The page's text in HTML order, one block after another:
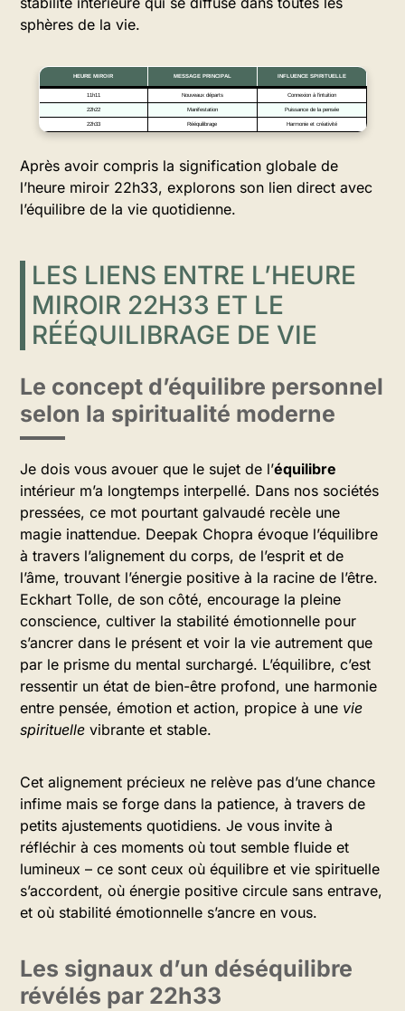
sphères de la vie.
HEURE MIROIR MESSAGE PRINCIPAL INFLUENCE SPIRITUELLE
11h11 Nouveaux départs Connexion à l’intuition
22h22 Manifestation Puissance de la pensée
22h33 Rééquilibrage Harmonie et créativité
Après avoir compris la signification globale de
l’heure miroir 22h33, explorons son lien direct avec
l’équilibre de la vie quotidienne.
LES LIENS ENTRE L’HEURE
MIROIR 22H33 ET LE
RÉÉQUILIBRAGE DE VIE
Le concept d’équilibre personnel
selon la spiritualité moderne
Je dois vous avouer que le sujet de l’équilibre
intérieur m’a longtemps interpellé. Dans nos sociétés
pressées, ce mot pourtant galvaudé recèle une
magie inattendue. Deepak Chopra évoque l’équilibre
à travers l’alignement du corps, de l’esprit et de
l’âme, trouvant l’énergie positive à la racine de l’être.
Eckhart Tolle, de son côté, encourage la pleine
conscience, cultiver la stabilité émotionnelle pour
s’ancrer dans le présent et voir la vie autrement que
par le prisme du mental surchargé. L’équilibre, c’est
ressentir un état de bien-être profond, une harmonie
entre pensée, émotion et action, propice à une vie
spirituelle vibrante et stable.
Cet alignement précieux ne relève pas d’une chance
infime mais se forge dans la patience, à travers de
petits ajustements quotidiens. Je vous invite à
réfléchir à ces moments où tout semble fluide et
lumineux – ce sont ceux où équilibre et vie spirituelle
s’accordent, où énergie positive circule sans entrave,
et où stabilité émotionnelle s’ancre en vous.
Les signaux d’un déséquilibre
révélés par 22h33